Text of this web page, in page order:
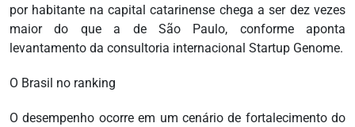
por habitante na capital catarinense chega a ser dez vezes
maior do que a de São Paulo, conforme aponta
levantamento da consultoria internacional Startup Genome.
O Brasil no ranking
O desempenho ocorre em um cenário de fortalecimento do